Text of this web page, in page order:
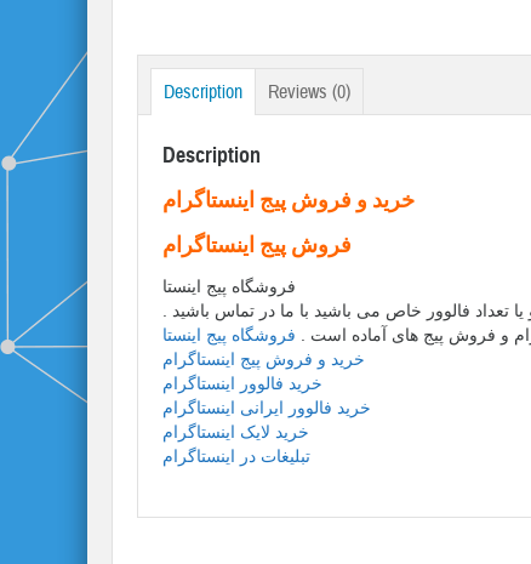
Description Reviews (0)
Description
خرید و فروش پیج اینستاگرام
فروش پیج اینستاگرام
فروشگاه پیج اینستا
فالوور خاص می باشید با ما در تماس باشید .
و فروش پیج های آماده است . فروشگاه پیج اینستا
خرید فالوور اینستاگرام
خرید فالوور ایرانی اینستاگرام
خرید لایک اینستاگرام